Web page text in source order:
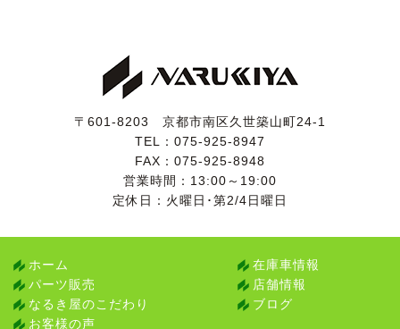
〒601-8203 京都市南区久世築山町24-1
TEL： 075-925-8947
FAX：075-925-8948
営業時間：13:00～19:00
定休日：火曜日･第2/4日曜日
ホーム
在庫車情報
パーツ販売
店舗情報
なるき屋のこだわり
ブログ
お客様の声